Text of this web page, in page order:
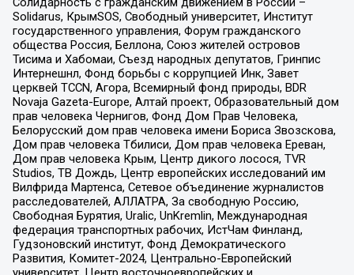
Solidarus, КрымSOS, Свободный университет, Институт
государственного управления, Форум гражданского
общества Россия, Беллона, Союз жителей островов
Тисима и Хабомаи, Съезд народных депутатов, Гринпис
Интернешнл, Фонд борьбы с коррупцией Инк, Завет
церквей TCCN, Агора, Всемирный фонд природы, BDR
Novaja Gazeta-Europe, Алтай проект, Образовательный дом
прав человека Чернигов, Фонд Дом Прав Человека,
Белорусский дом прав человека имени Бориса Звозскова,
Дом прав человека Тбилиси, Дом прав человека Ереван,
Дом прав человека Крым, Центр дикого лосося, TVR
Studios, ТВ Дождь, Центр европейских исследований им
Вилфрида Мартенса, Сетевое объединение журналистов
расследователей, АЛЛАТРА, За свободную Россию,
Свободная Бурятия, Uralic, UnKremlin, Международная
федерация транспортных рабочих, ИстЧам Финланд,
Гудзоновский институт, Фонд Демократического
Развития, Комитет-2024, Центрально-Европейский